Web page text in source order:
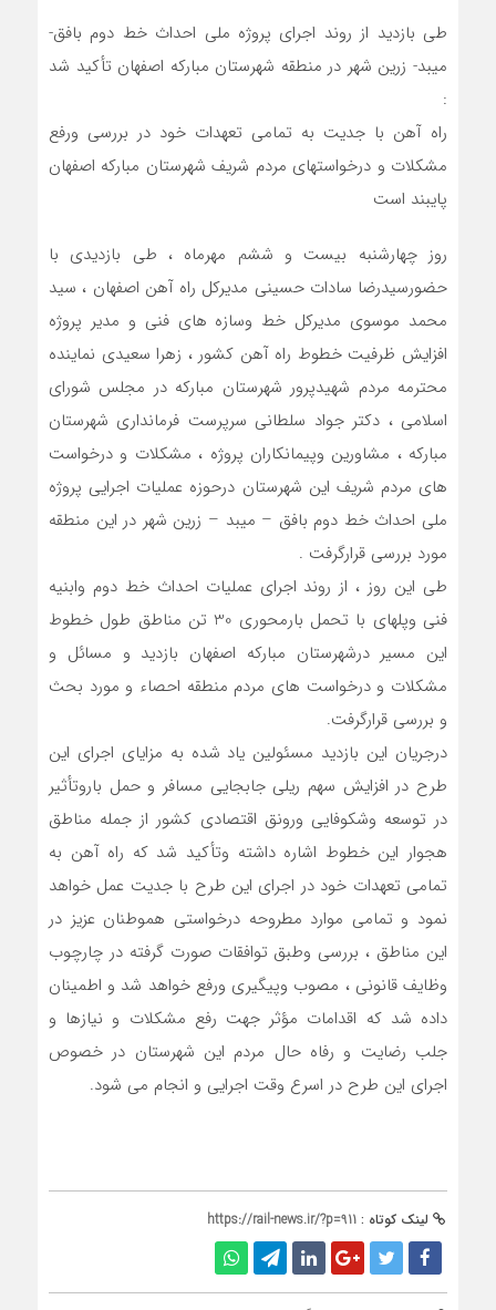
طی بازدید از روند اجرای پروژه ملی احداث خط دوم بافق-
میبد- زرین شهر در منطقه شهرستان مبارکه اصفهان تأکید شد
:
راه آهن با جدیت به تمامی تعهدات خود در بررسی ورفع
مشکلات و درخواستهای مردم شریف شهرستان مبارکه اصفهان
پایبند است
روز چهارشنبه بیست و ششم مهرماه ، طی بازدیدی با
حضورسیدرضا سادات حسینی مدیرکل راه آهن اصفهان ، سید
محمد موسوی مدیرکل خط وسازه های فنی و مدیر پروژه
افزایش ظرفیت خطوط راه آهن کشور ، زهرا سعیدی نماینده
محترمه مردم شهیدپرور شهرستان مبارکه در مجلس شورای
اسلامی ، دکتر جواد سلطانی سرپرست فرمانداری شهرستان
مبارکه ، مشاورین وپیمانکاران پروژه ، مشکلات و درخواست
های مردم شریف این شهرستان درحوزه عملیات اجرایی پروژه
ملی احداث خط دوم بافق – میبد – زرین شهر در این منطقه
مورد بررسی قرارگرفت .
طی این روز ، از روند اجرای عملیات احداث خط دوم وابنیه
فنی وپلهای با تحمل بارمحوری 30 تن مناطق طول خطوط
این مسیر درشهرستان مبارکه اصفهان بازدید و مسائل و
مشکلات و درخواست های مردم منطقه احصاء و مورد بحث
و بررسی قرارگرفت.
درجریان این بازدید مسئولین یاد شده به مزایای اجرای این
طرح در افزایش سهم ریلی جابجایی مسافر و حمل باروتأثیر
در توسعه وشکوفایی ورونق اقتصادی کشور از جمله مناطق
هجوار این خطوط اشاره داشته وتأکید شد که راه آهن به
تمامی تعهدات خود در اجرای این طرح با جدیت عمل خواهد
نمود و تمامی موارد مطروحه درخواستی هموطنان عزیز در
این مناطق ، بررسی وطبق توافقات صورت گرفته در چارچوب
وظایف قانونی ، مصوب وپیگیری ورفع خواهد شد و اطمینان
داده شد که اقدامات مؤثر جهت رفع مشکلات و نیازها و
جلب رضایت و رفاه حال مردم این شهرستان در خصوص
اجرای این طرح در اسرع وقت اجرایی و انجام می شود.
لینک کوتاه : https://rail-news.ir/?p=911